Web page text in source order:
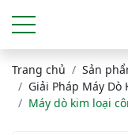
Trang chủ Sản
Giải Pháp Máy Dò
Máy dò kim loại